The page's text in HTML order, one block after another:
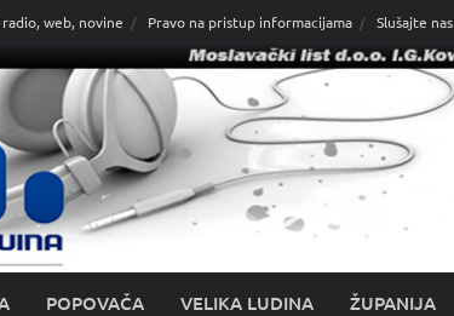
radio, web, novine Pravo na pristup informacijama Slušajte nas
POPOVAČA VELIKA LUDINA ŽUPANIJA